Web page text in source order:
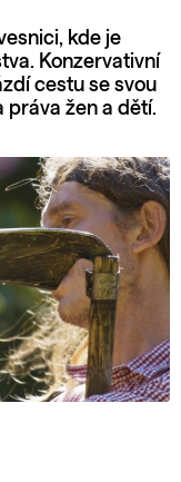
kde je
Konzervativní
cestu se svou
práva žen a dětí.